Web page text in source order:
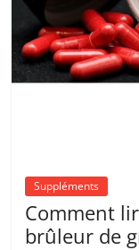
Suppléments
Comment
brûleur de